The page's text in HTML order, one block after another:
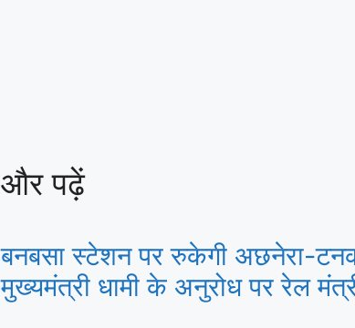
और पढ़ें
बनबसा स्टेशन पर रुकेगी अछनेरा-
मुख्यमंत्री धामी के अनुरोध पर रेल